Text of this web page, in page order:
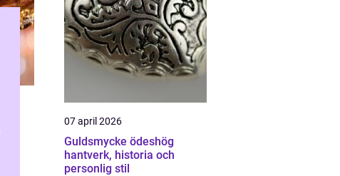
07 april 2026
Guldsmycke ödeshög
hantverk, historia och
personlig stil